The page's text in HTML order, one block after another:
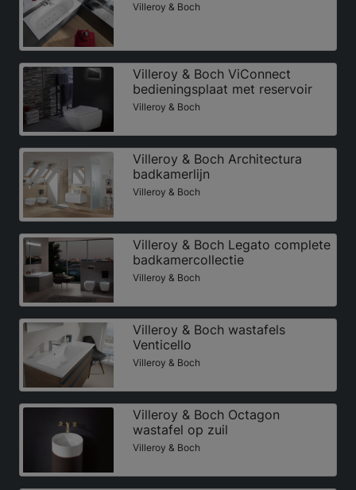
Villeroy & Boch
Villeroy & Boch ViConnect
bedieningsplaat met reservoir
Villeroy & Boch
Villeroy & Boch Architectura
badkamerlijn
Villeroy & Boch
Villeroy & Boch Legato complete
badkamercollectie
Villeroy & Boch
Villeroy & Boch wastafels
Venticello
Villeroy & Boch
Villeroy & Boch Octagon
wastafel op zuil
Villeroy & Boch